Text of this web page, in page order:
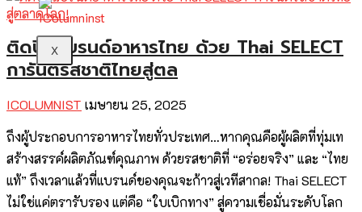
X
ติดปีกแบรนด์อาหารไทย ด้วย Thai SELECT
การันตีรสชาติไทยสู่ตล
ICOLUMNIST เมษายน 25, 2025
ถึงผู้ประกอบการอาหารไทยทั่วประเทศ…หากคุณคือผู้ผลิตที่ทุ่มเท
สร้างสรรค์ผลิตภัณฑ์คุณภาพ ด้วยรสชาติที่ “อร่อยจริง” และ “ไทย
แท้” ถึงเวลาแล้วที่แบรนด์ของคุณจะก้าวสู่เวทีสากล! Thai SELECT
ไม่ใช่แค่ตรารับรอง แต่คือ “ใบเบิกทาง” สู่ความเชื่อมั่นระดับโลก